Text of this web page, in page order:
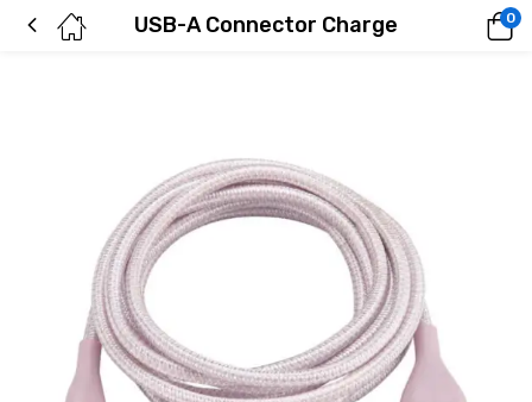
USB-A Connector Charge 0